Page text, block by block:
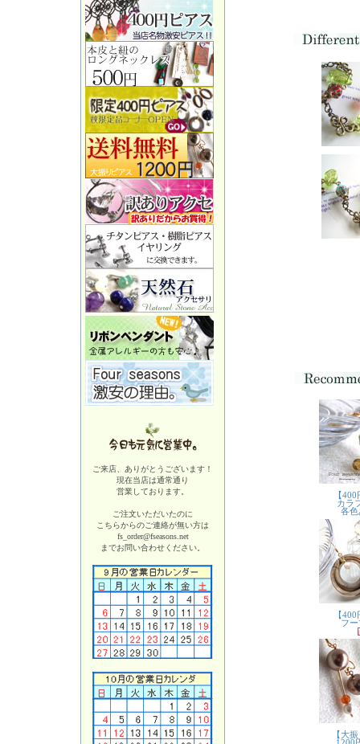
ご来店、ありがとうございます！
現在当店は通常通り
営業しております。
ご注文いただいたのに
こちらからのご連絡が無い方は
fs_order@fseasons.net
までお問い合わせください。